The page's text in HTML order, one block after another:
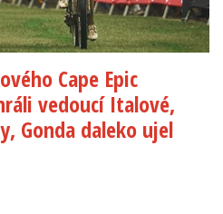
Cape Epic
vedoucí Italové,
Gonda daleko ujel